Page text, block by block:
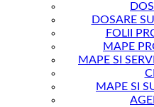
DOSARE
FOLII
MAPE
MAPE SI
MAPE SI